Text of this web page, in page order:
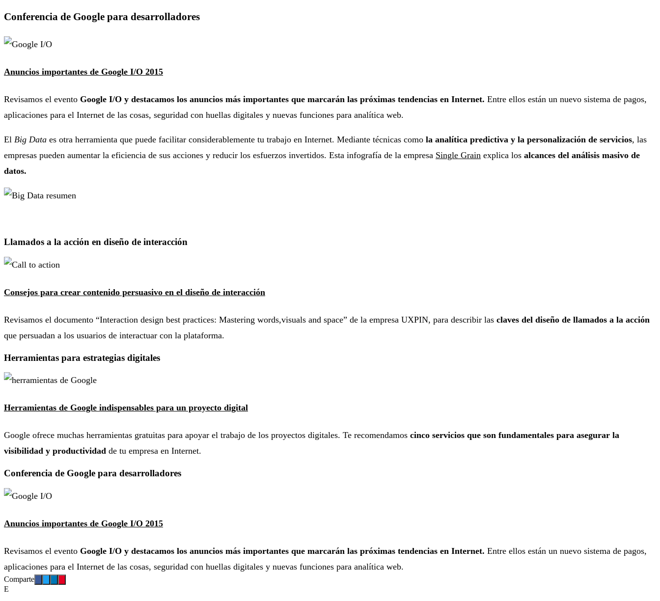
Conferencia de Google para desarrolladores
Anuncios importantes de Google I/O 2015
Revisamos el evento Google I/O y destacamos los anuncios más importantes que marcarán las próximas tendencias en Internet. Entre ellos están un nuevo sistema de pagos,
aplicaciones para el Internet de las cosas, seguridad con huellas digitales y nuevas funciones para analítica web.
El Big Data es otra herramienta que puede facilitar considerablemente tu trabajo en Internet. Mediante técnicas como la analítica predictiva y la personalización de servicios, las
empresas pueden aumentar la eficiencia de sus acciones y reducir los esfuerzos invertidos. Esta infografía de la empresa Single Grain explica los alcances del análisis masivo de
datos.
Llamados a la acción en diseño de interacción
Consejos para crear contenido persuasivo en el diseño de interacción
Revisamos el documento “Interaction design best practices: Mastering words,visuals and space” de la empresa UXPIN, para describir las claves del diseño de llamados a la acción
que persuadan a los usuarios de interactuar con la plataforma.
Herramientas para estrategias digitales
Herramientas de Google indispensables para un proyecto digital
Google ofrece muchas herramientas gratuitas para apoyar el trabajo de los proyectos digitales. Te recomendamos cinco servicios que son fundamentales para asegurar la
visibilidad y productividad de tu empresa en Internet.
Conferencia de Google para desarrolladores
Anuncios importantes de Google I/O 2015
Revisamos el evento Google I/O y destacamos los anuncios más importantes que marcarán las próximas tendencias en Internet. Entre ellos están un nuevo sistema de pagos,
aplicaciones para el Internet de las cosas, seguridad con huellas digitales y nuevas funciones para analítica web.
Comparte
E